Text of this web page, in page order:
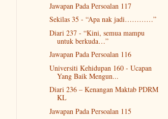
Jawapan Pada Persoalan 117
Sekilas 35 - “Apa nak jadi…………”
Diari 237 - “Kini, semua mampu
untuk berkuda…”
Jawapan Pada Persoalan 116
Universiti Kehidupan 160 - Ucapan
Yang Baik Mengun...
Diari 236 – Kenangan Maktab PDRM
KL
Jawapan Pada Persoalan 115